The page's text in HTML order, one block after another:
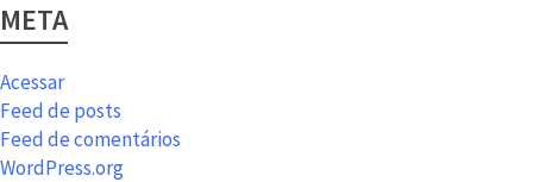
META
Acessar
Feed de posts
Feed de comentários
WordPress.org